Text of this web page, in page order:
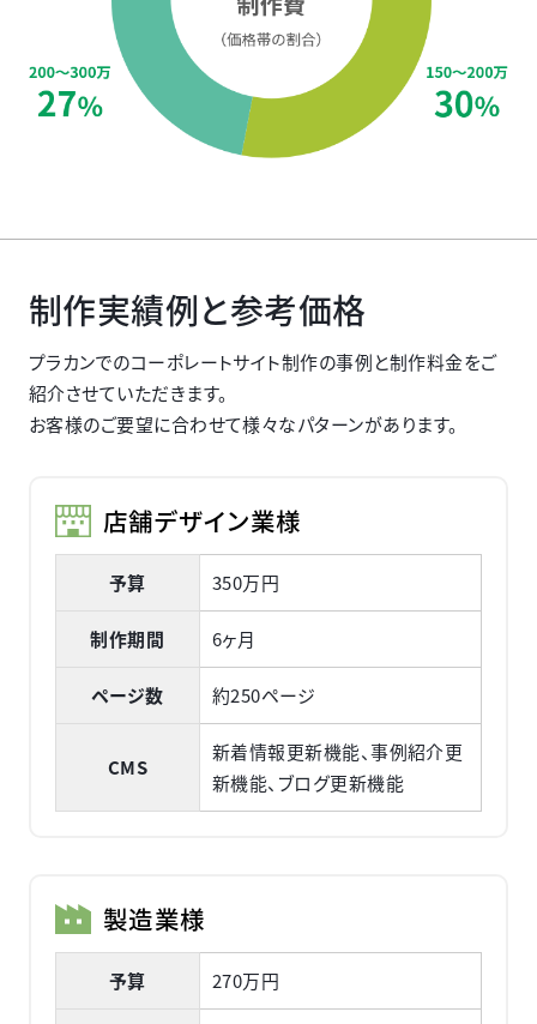
制作実績例と参考価格
プラカンでのコーポレートサイト制作の事例と制作料金をご
紹介させていただきます。
お客様のご要望に合わせて様々なパターンがあります。
店舗デザイン業様
予算 350万円
制作期間 6ヶ月
ページ数 約250ページ
CMS
新着情報更新機能、事例紹介更
新機能、ブログ更新機能
製造業様
予算 270万円